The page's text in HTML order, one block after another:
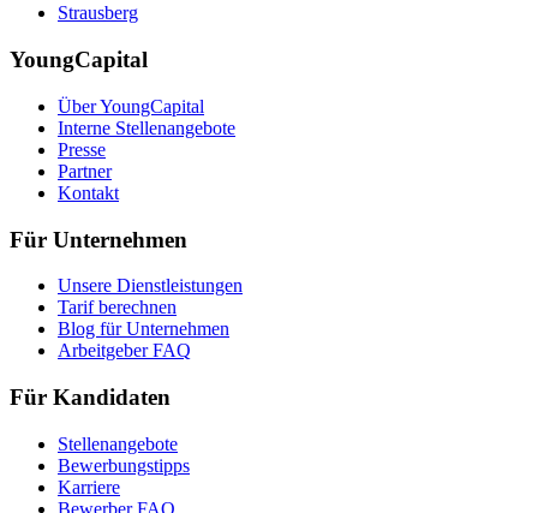
Strausberg
YoungCapital
Über YoungCapital
Interne Stellenangebote
Presse
Partner
Kontakt
Für Unternehmen
Unsere Dienstleistungen
Tarif berechnen
Blog für Unternehmen
Arbeitgeber FAQ
Für Kandidaten
Stellenangebote
Bewerbungstipps
Karriere
Bewerber FAQ